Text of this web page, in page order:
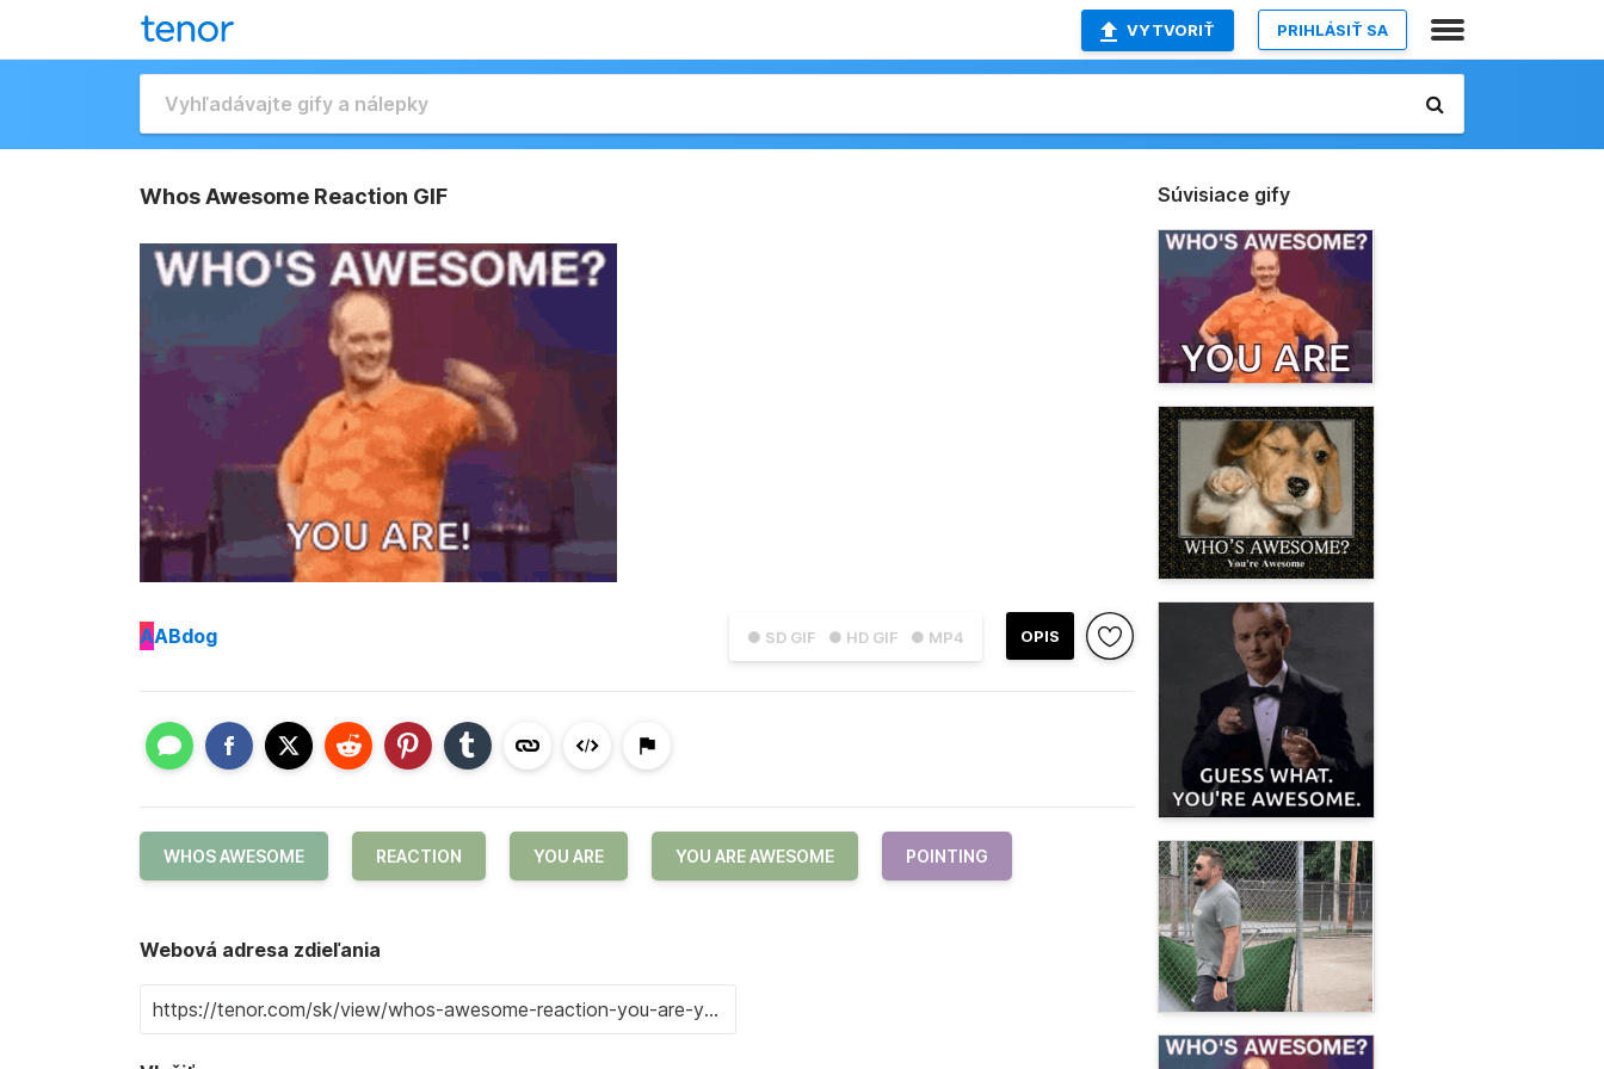
VYTVORIŤ PRIHLÁSIŤ SA
Whos Awesome Reaction GIF
● SD GIF ● HD GIF ● MP4 OPIS
AABdog
WHOS AWESOME REACTION YOU ARE YOU ARE AWESOME POINTING
Webová adresa zdieľania
Súvisiace gify